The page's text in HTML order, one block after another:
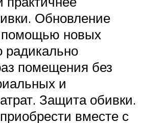
Обновление
помощью новых
радикально
помещения без
и
Защита обивки.
вместе с